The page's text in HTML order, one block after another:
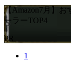
【Amazon7月】
ーラーTOP4
PR
1